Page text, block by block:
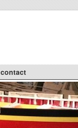
contact